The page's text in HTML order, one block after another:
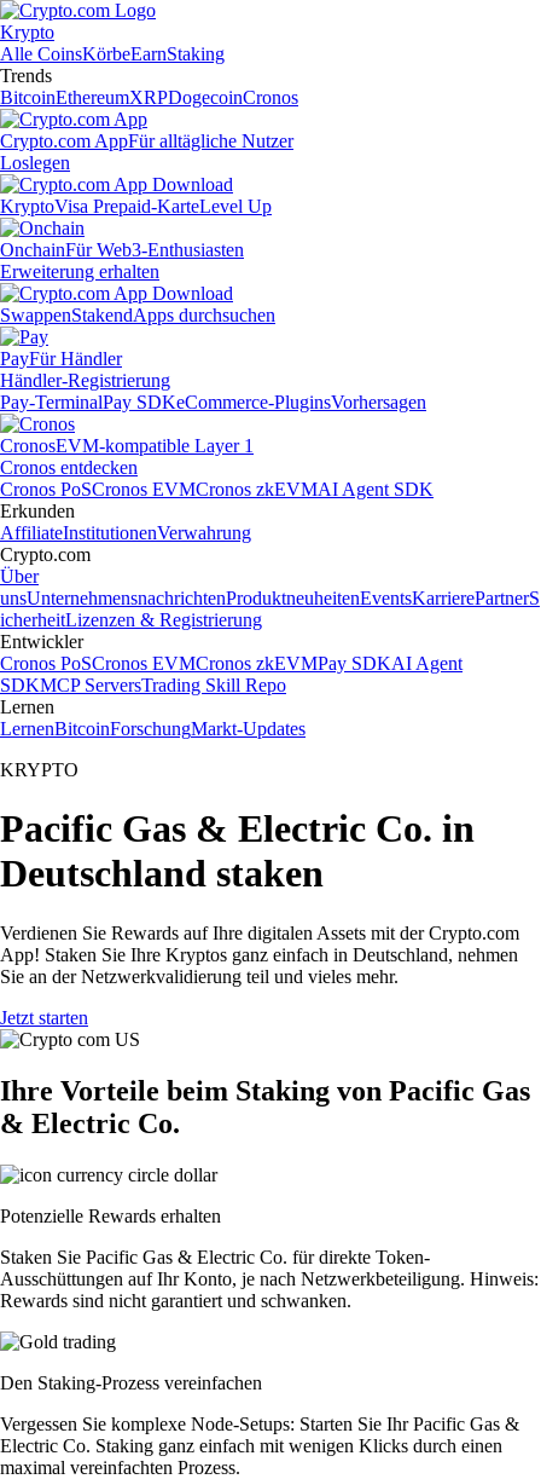
Krypto
Alle CoinsKörbeEarnStaking
Trends
BitcoinEthereumXRPDogecoinCronos
Crypto.com AppFür alltägliche Nutzer
Loslegen
KryptoVisa Prepaid-KarteLevel Up
OnchainFür Web3-Enthusiasten
Erweiterung erhalten
SwappenStakendApps durchsuchen
PayFür Händler
Händler-Registrierung
Pay-TerminalPay SDKeCommerce-PluginsVorhersagen
CronosEVM-kompatible Layer 1
Cronos entdecken
Cronos PoSCronos EVMCronos zkEVMAI Agent SDK
Erkunden
AffiliateInstitutionenVerwahrung
Crypto.com
Über
unsUnternehmensnachrichtenProduktneuheitenEventsKarrierePartnerS
icherheitLizenzen & Registrierung
Entwickler
Cronos PoSCronos EVMCronos zkEVMPay SDKAI Agent
SDKMCP ServersTrading Skill Repo
Lernen
LernenBitcoinForschungMarkt-Updates
KRYPTO
Pacific Gas & Electric Co. in
Deutschland staken
Verdienen Sie Rewards auf Ihre digitalen Assets mit der Crypto.com
App! Staken Sie Ihre Kryptos ganz einfach in Deutschland, nehmen
Sie an der Netzwerkvalidierung teil und vieles mehr.
Jetzt starten
Ihre Vorteile beim Staking von Pacific Gas
& Electric Co.
Potenzielle Rewards erhalten
Staken Sie Pacific Gas & Electric Co. für direkte Token-
Ausschüttungen auf Ihr Konto, je nach Netzwerkbeteiligung. Hinweis:
Rewards sind nicht garantiert und schwanken.
Den Staking-Prozess vereinfachen
Vergessen Sie komplexe Node-Setups: Starten Sie Ihr Pacific Gas &
Electric Co. Staking ganz einfach mit wenigen Klicks durch einen
maximal vereinfachten Prozess.